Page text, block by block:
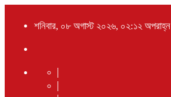
শনিবার, ০৮ অগাস্ট ২০২৬, ০২:১২ অপরাহ্ন